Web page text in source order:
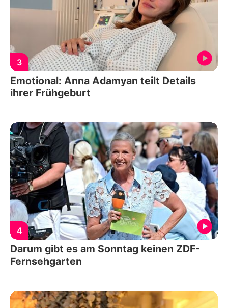
3
Emotional: Anna Adamyan teilt Details
ihrer Frühgeburt
4
Darum gibt es am Sonntag keinen ZDF-
Fernsehgarten